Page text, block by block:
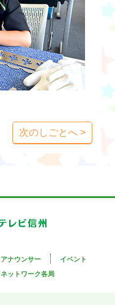
次のしごとへ >
アナウンサー
イベント
ネットワーク各局